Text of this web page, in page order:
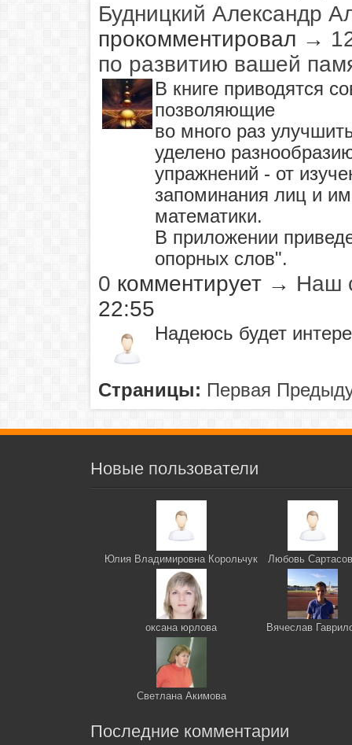
Будницкий Александр
прокомментировал →
по развитию вашей
В книге приводятся
позволяющие
во много раз
уделено
упражнений - от
запоминания лиц и
математики.
В приложении
опорных слов".
0 комментирует → Наш
22:55
Надеюсь будет
Страницы: Первая
Новые пользователи
Юлия Владимировна Корольчук Любовь
оксана юрлова Вячеслав
Светлана Акимова
Последние комментарии